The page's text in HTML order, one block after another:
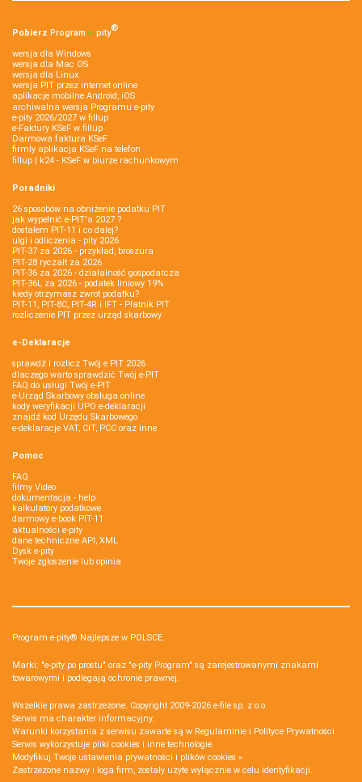
Pobierz Program e‑pity®
wersja dla Windows
wersja dla Mac OS
wersja dla Linux
wersja PIT przez internet online
aplikacje mobilne Android, iOS
archiwalna wersja Programu e-pity
e-pity 2026/2027 w fillup
e‑Faktury KSeF w fillup
Darmowa faktura KSeF
firmly aplikacja KSeF na telefon
fillup | k24 - KSeF w biurze rachunkowym
Poradniki
26 sposobów na obniżenie podatku PIT
jak wypełnić e-PIT'a 2027 ?
dostałem PIT-11 i co dalej?
ulgi i odliczenia - pity 2026
PIT-37 za 2026 - przykład, broszura
PIT-28 ryczałt za 2026
PIT-36 za 2026 - działalność gospodarcza
PIT-36L za 2026 - podatek liniowy 19%
kiedy otrzymasz zwrot podatku?
PIT-11, PIT-8C, PIT-4R i IFT - Płatnik PIT
rozliczenie PIT przez urząd skarbowy
e-Deklaracje
sprawdź i rozlicz Twój e PIT 2026
dlaczego warto sprawdzić Twój e-PIT
FAQ do usługi Twój e-PIT
e-Urząd Skarbowy obsługa online
kody weryfikacji UPO e-deklaracji
znajdź kod Urzędu Skarbowego
e-deklaracje VAT, CIT, PCC oraz inne
Pomoc
FAQ
filmy Video
dokumentacja - help
kalkulatory podatkowe
darmowy e-book PIT-11
aktualności e-pity
dane techniczne API, XML
Dysk e-pity
Twoje zgłoszenie lub opinia
Program e-pity® Najlepsze w POLSCE.
Marki: "e-pity po prostu" oraz "e-pity Program" są zarejestrowanymi znakami
towarowymi i podlegają ochronie prawnej.
Wszelkie prawa zastrzeżone. Copyright 2009-2026 e-file sp. z o.o.
Serwis ma charakter informacyjny.
Warunki korzystania z serwisu zawarte są w Regulaminie i Polityce Prywatności.
Serwis wykorzystuje pliki cookies i inne technologie.
Modyfikuj Twoje ustawienia prywatności i plików cookies »
Zastrzeżone nazwy i loga firm, zostały użyte wyłącznie w celu identyfikacji.